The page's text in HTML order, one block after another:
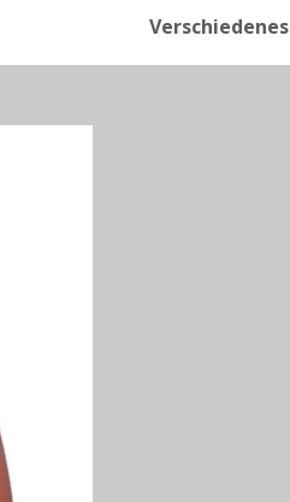
Verschiedenes